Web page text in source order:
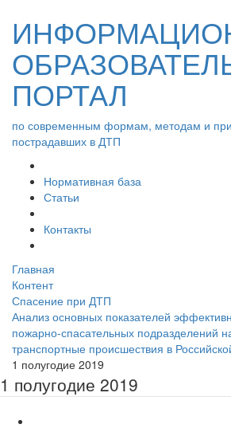
ПОРТАЛ
по современным формам, методам и
пострадавших в ДТП
Нормативная база
Статьи
Контакты
Главная
Контент
Спасение при ДТП
Анализ основных показателей
пожарно-спасательных подразделений
транспортные происшествия в
1 полугодие 2019
1 полугодие 2019